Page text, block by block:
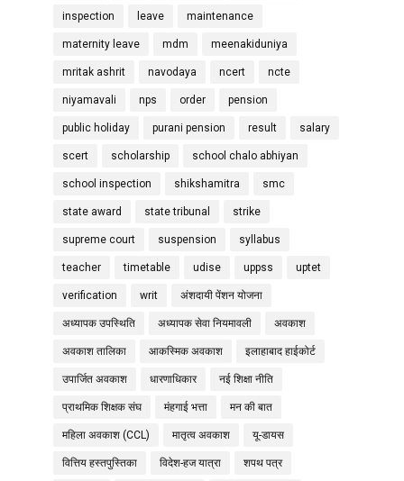
inspection leave maintenance
maternity leave mdm meenakiduniya
mritak ashrit navodaya ncert ncte
niyamavali nps order pension
public holiday purani pension result salary
scert scholarship school chalo abhiyan
school inspection shikshamitra smc
state award state tribunal strike
supreme court suspension syllabus
teacher timetable udise uppss uptet
verification writ अंशदायी पेंशन योजना
अध्यापक उपस्थिति अध्यापक सेवा नियमावली अवकाश
अवकाश तालिका आकस्मिक अवकाश इलाहाबाद हाईकोर्ट
उपार्जित अवकाश धारणाधिकार नई शिक्षा नीति
प्राथमिक शिक्षक संघ मंहगाई भत्ता मन की बात
महिला अवकाश (CCL) मातृत्व अवकाश यू-डायस
वित्तिय हस्तपुस्तिका विदेश-हज यात्रा शपथ पत्र